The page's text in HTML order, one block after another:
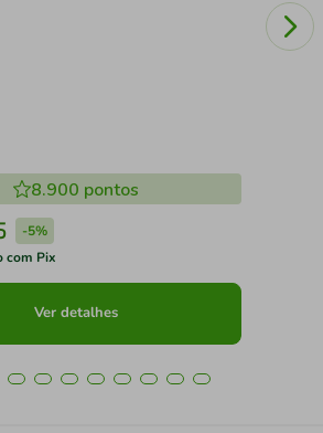
8.900 pontos
-5%
com Pix
Ver detalhes